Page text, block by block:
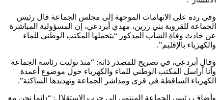
وفي رده على الاتهامات الموجهة إلى مجلس الجماعة قال رئيس
الجماعة للقروية بني رزين، مهدي أبردعي، إن المسؤولية المباشرة
عن حادث وفاة الشاب المذكور “يتحملها المكتب الوطني للماء
والكهرباء بالإقليم”.
وقال أبردعي، في تصريح للمصدر ذاته: “منذ توليت رئاسة الجماعة
وأنا أراسل المكتب الوطني للماء والكهرباء حول موضوع أعمدة
الكهرباء الساقطة في قرى ومداشر الجماعة وتهديدها الساكنة”.
وأضاف رئيس الجماعة المنتمي إلى حزب الاستقلال: “دائما نحن مع